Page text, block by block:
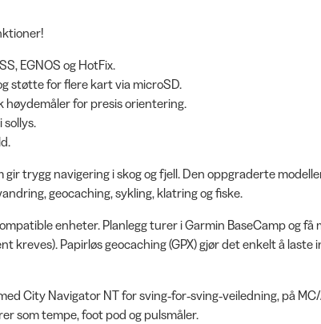
EGNOS og HotFix.
støtte for flere kart via microSD.
høydemåler for presis orientering.
sollys.
trygg navigering i skog og fjell. Den oppgraderte
geocaching, sykling, klatring og fiske.
enheter. Planlegg turer i Garmin BaseCamp og få
kreves). Papirløs geocaching (GPX) gjør det enkelt å laste
City Navigator NT for sving‑for‑sving‑veiledning, på
som tempe, foot pod og pulsmåler.